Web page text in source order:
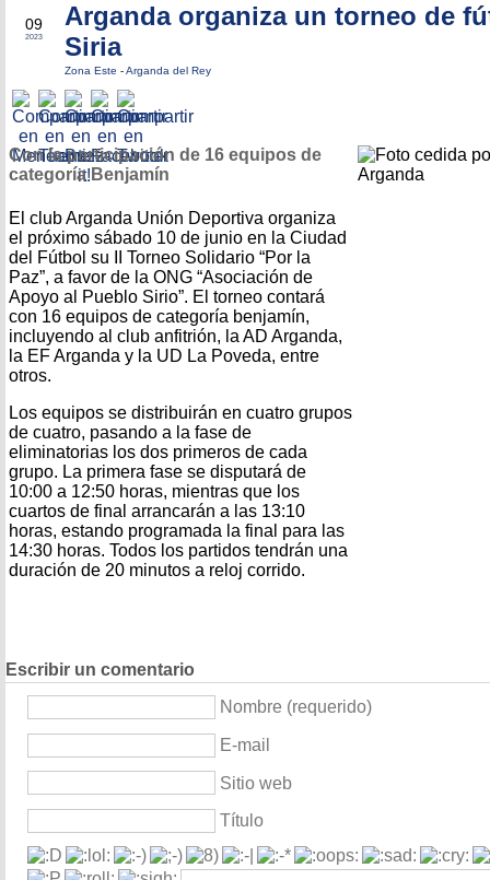
09
2023
Arganda organiza un torneo de
Siria
Zona Este -Arganda del Rey
Con la participación de 16 equipos de
categoría Benjamín
El club Arganda Unión Deportiva organiza
el próximo sábado 10 de junio en la Ciudad
del Fútbol su II Torneo Solidario “Por la
Paz”, a favor de la ONG “Asociación de
Apoyo al Pueblo Sirio”. El torneo contará
con 16 equipos de categoría benjamín,
incluyendo al club anfitrión, la AD Arganda,
la EF Arganda y la UD La Poveda, entre
otros.
Los equipos se distribuirán en cuatro grupos
de cuatro, pasando a la fase de
eliminatorias los dos primeros de cada
grupo. La primera fase se disputará de
10:00 a 12:50 horas, mientras que los
cuartos de final arrancarán a las 13:10
horas, estando programada la final para las
14:30 horas. Todos los partidos tendrán una
duración de 20 minutos a reloj corrido.
Escribir un comentario
Nombre (requerido)
E-mail
Sitio web
Título